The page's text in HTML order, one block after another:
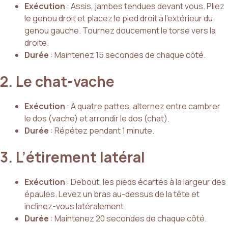
Exécution : Assis, jambes tendues devant vous. Pliez
le genou droit et placez le pied droit à l’extérieur du
genou gauche. Tournez doucement le torse vers la
droite.
Durée : Maintenez 15 secondes de chaque côté.
2. Le chat-vache
Exécution : À quatre pattes, alternez entre cambrer
le dos (vache) et arrondir le dos (chat).
Durée : Répétez pendant 1 minute.
3. L’étirement latéral
Exécution : Debout, les pieds écartés à la largeur des
épaules. Levez un bras au-dessus de la tête et
inclinez-vous latéralement.
Durée : Maintenez 20 secondes de chaque côté.